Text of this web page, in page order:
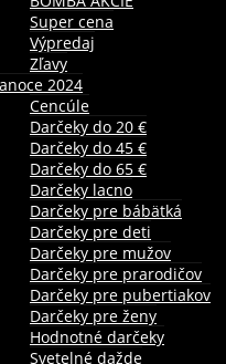
Super cena
Výpredaj
Zľavy
2024
Cencúle
Darčeky do 20 €
Darčeky do 45 €
Darčeky do 65 €
Darčeky lacno
Darčeky pre bábätká
Darčeky pre deti
Darčeky pre mužov
Darčeky pre prarodičov
Darčeky pre pubertiakov
Darčeky pre ženy
Hodnotné darčeky
Svetelné dažde